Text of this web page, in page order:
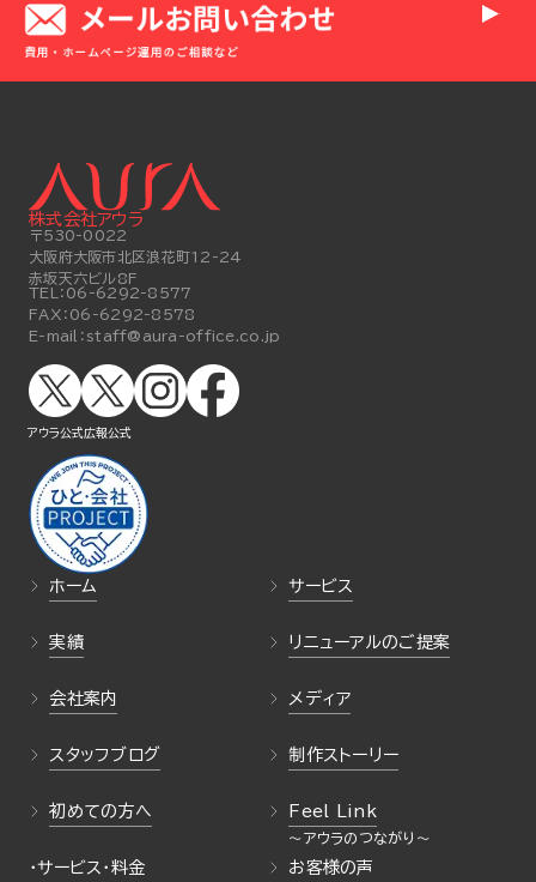
ホーム サービス
実績 リニューアルのご提案
会社案内 メディア
スタッフブログ 制作ストーリー
初めての方へ Feel Link
・サービス・料金 お客様の声
株式会社アウラ
〒530-0022
大阪府大阪市北区浪花町12-24
赤坂天六ビル8F
TEL： 06-6292-8577
FAX： 06-6292-8578
E-mail： staff@aura-office.co.jp
アウラ公式広報公式